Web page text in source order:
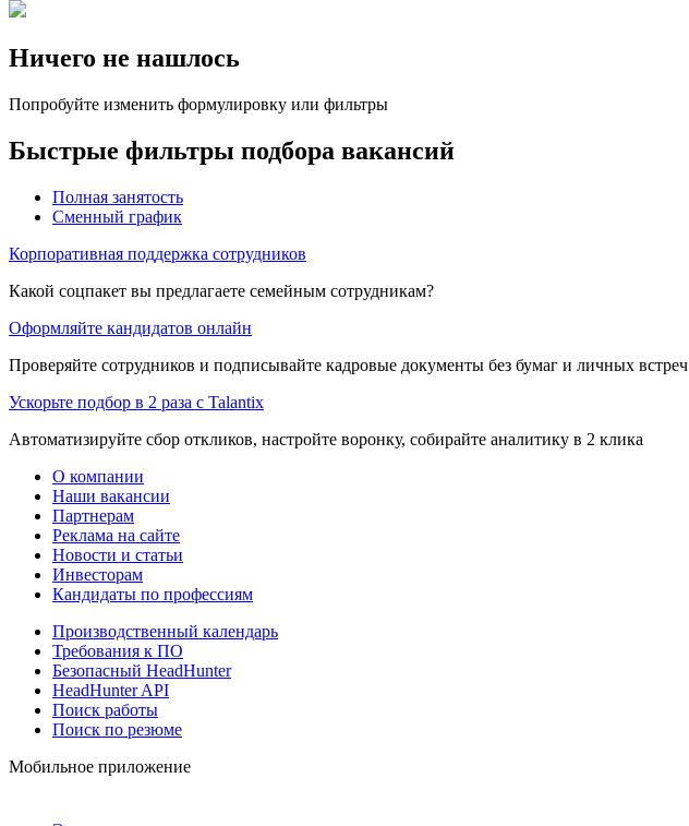
Ничего не нашлось
Попробуйте изменить формулировку или фильтры
Быстрые фильтры подбора вакансий
Полная занятость
Сменный график
Корпоративная поддержка сотрудников
Какой соцпакет вы предлагаете семейным сотрудникам?
Оформляйте кандидатов онлайн
Проверяйте сотрудников и подписывайте кадровые документы без бумаг и личных встреч
Ускорьте подбор в 2 раза с Talantix
Автоматизируйте сбор откликов, настройте воронку, собирайте аналитику в 2 клика
О компании
Наши вакансии
Партнерам
Реклама на сайте
Новости и статьи
Инвесторам
Кандидаты по профессиям
Производственный календарь
Требования к ПО
Безопасный HeadHunter
HeadHunter API
Поиск работы
Поиск по резюме
Мобильное приложение